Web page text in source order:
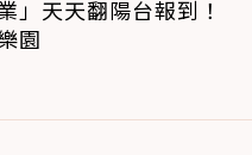
」天天翻陽台報到！
園